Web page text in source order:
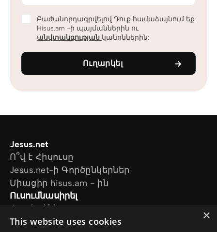
Բաժանորդագրվելով Դուք համաձայնում եք
Hisus.am -ի պայմաններին ու
անվտանգության կանոններին:
Ուղարկել
Jesus.net
Ո՞վ է Հիսուսը
Jesus.net-ի Գործընկերներ
Միացիր hisus.am - ին
Ուսումնասիրել
Հոդվածներ
Տեսանյութեր
×
This website uses cookies